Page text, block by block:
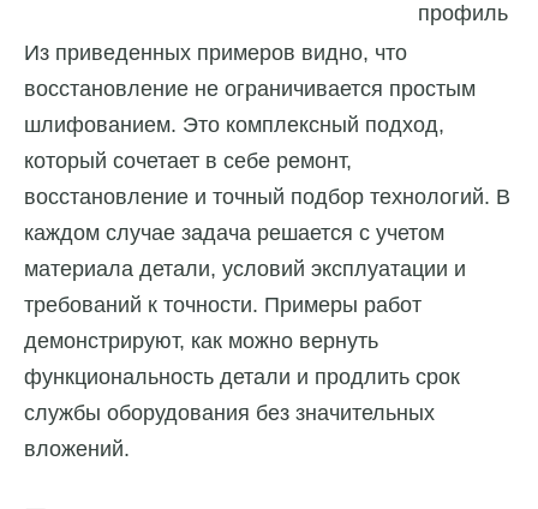
профиль
Из приведенных примеров видно, что
восстановление не ограничивается простым
шлифованием. Это комплексный подход,
который сочетает в себе ремонт,
восстановление и точный подбор технологий. В
каждом случае задача решается с учетом
материала детали, условий эксплуатации и
требований к точности. Примеры работ
демонстрируют, как можно вернуть
функциональность детали и продлить срок
службы оборудования без значительных
вложений.